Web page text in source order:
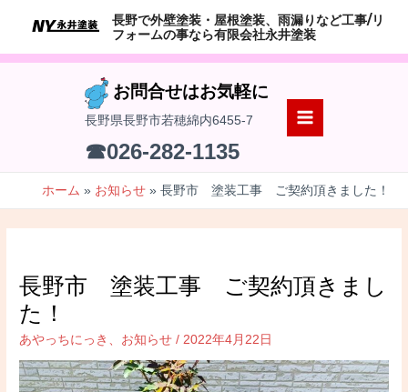
テ
長野で外壁塗装・屋根塗装、雨漏りなど工事/リ
フォームの事なら有限会社永井塗装
お問合せはお気軽に
長野県長野市若穂綿内6455-7
☎026-282-1135
MAIN
ホーム お知らせ 長野市 塗装工事 ご契約頂きました！
長野市 塗装工事 ご契約頂きまし
た！
あやっちにっき お知らせ / 2022年4月22日